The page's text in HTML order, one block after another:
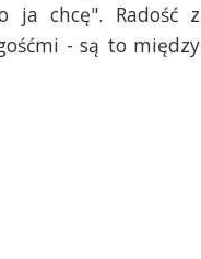
ja chcę". Radość z
- są to między